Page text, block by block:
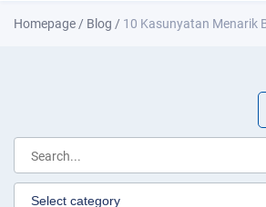
Homepage / Blog / 10 Kasunyatan Menarik